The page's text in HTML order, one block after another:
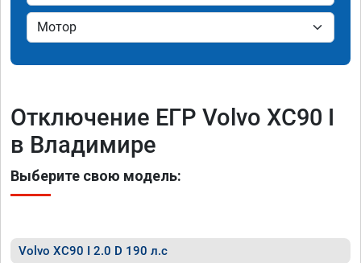
Отключение ЕГР Volvo XC90 I
в Владимире
Выберите свою модель:
Volvo XC90 I 2.0 D 190 л.с